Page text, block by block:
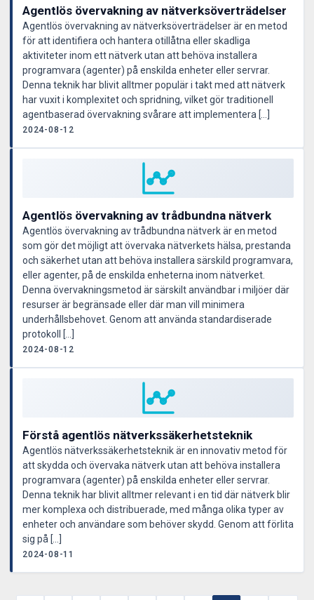
Agentlös övervakning av nätverksöverträdelser
Agentlös övervakning av nätverksöverträdelser är en metod
för att identifiera och hantera otillåtna eller skadliga
aktiviteter inom ett nätverk utan att behöva installera
programvara (agenter) på enskilda enheter eller servrar.
Denna teknik har blivit alltmer populär i takt med att nätverk
har vuxit i komplexitet och spridning, vilket gör traditionell
agentbaserad övervakning svårare att implementera […]
2024-08-12
Agentlös övervakning av trådbundna nätverk
Agentlös övervakning av trådbundna nätverk är en metod
som gör det möjligt att övervaka nätverkets hälsa, prestanda
och säkerhet utan att behöva installera särskild programvara,
eller agenter, på de enskilda enheterna inom nätverket.
Denna övervakningsmetod är särskilt användbar i miljöer där
resurser är begränsade eller där man vill minimera
underhållsbehovet. Genom att använda standardiserade
protokoll […]
2024-08-12
Förstå agentlös nätverkssäkerhetsteknik
Agentlös nätverkssäkerhetsteknik är en innovativ metod för
att skydda och övervaka nätverk utan att behöva installera
programvara (agenter) på enskilda enheter eller servrar.
Denna teknik har blivit alltmer relevant i en tid där nätverk blir
mer komplexa och distribuerade, med många olika typer av
enheter och användare som behöver skydd. Genom att förlita
sig på […]
2024-08-11